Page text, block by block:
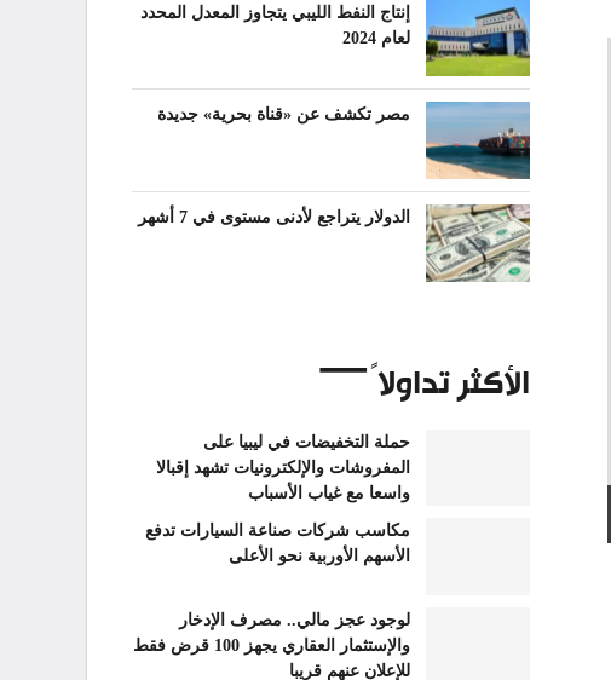
إنتاج النفط الليبي يتجاوز المعدل المحدد
لعام 2024
مصر تكشف عن «قناة بحرية» جديدة
الدولار يتراجع لأدنى مستوى في 7 أشهر
الأكثر تداولاً
حملة التخفيضات في ليبيا على
المفروشات والإلكترونيات تشهد إقبالا
واسعا مع غياب الأسباب
مكاسب شركات صناعة السيارات تدفع
الأسهم الأوربية نحو الأعلى
لوجود عجز مالي.. مصرف الإدخار
والإستثمار العقاري يجهز 100 قرض فقط
للإعلان عنهم قريبا